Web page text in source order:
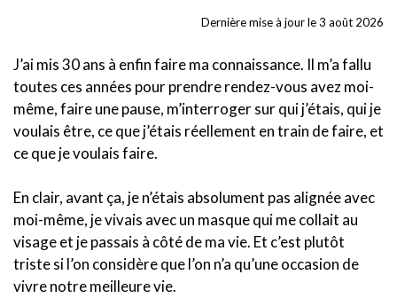
Dernière mise à jour le 3 août 2026
J’ai mis 30 ans à enfin faire ma connaissance. Il m’a fallu
toutes ces années pour prendre rendez-vous avez moi-
même, faire une pause, m’interroger sur qui j’étais, qui je
voulais être, ce que j’étais réellement en train de faire, et
ce que je voulais faire.
En clair, avant ça, je n’étais absolument pas alignée avec
moi-même, je vivais avec un masque qui me collait au
visage et je passais à côté de ma vie. Et c’est plutôt
triste si l’on considère que l’on n’a qu’une occasion de
vivre notre meilleure vie.